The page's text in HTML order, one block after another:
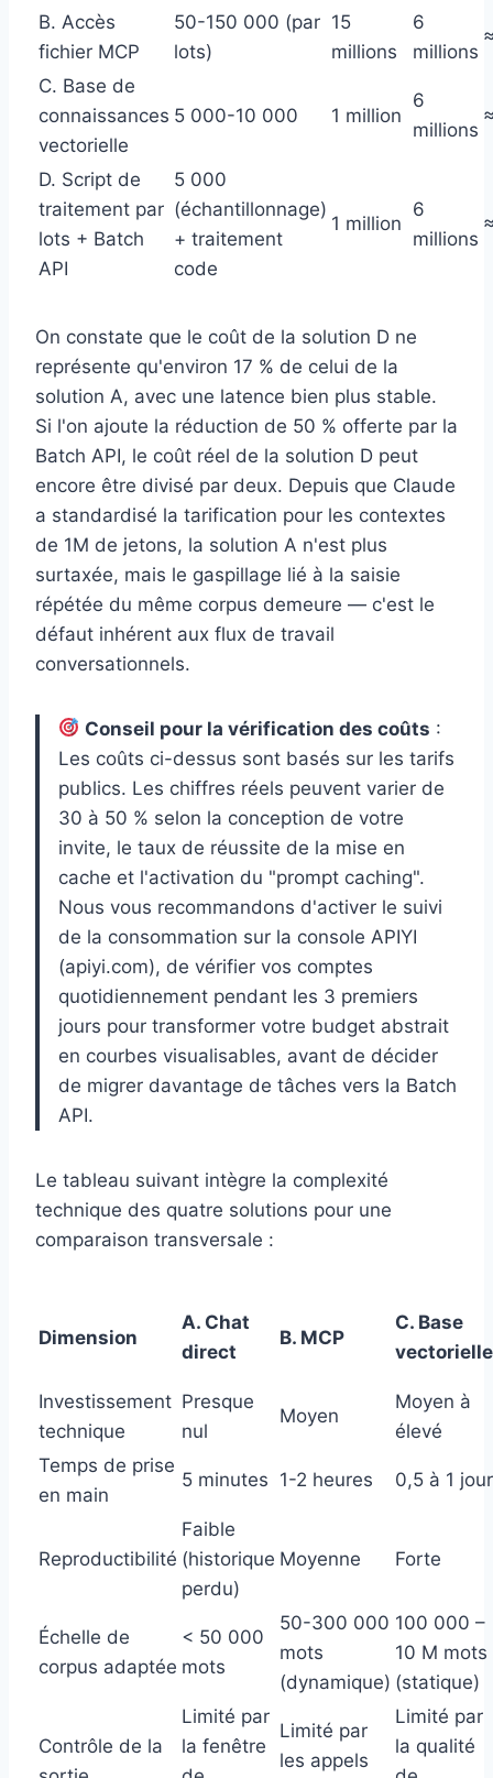
B. Accès
fichier MCP
50-150 000 (par
lots)
15
millions
6
millions
C. Base de
connaissances
vectorielle
5 000-10 000 1 million
6
millions
D. Script de
traitement par
lots + Batch
API
5 000
(échantillonnage)
+ traitement
code
1 million
6
millions
On constate que le coût de la solution D ne
représente qu'environ 17 % de celui de la
solution A, avec une latence bien plus stable.
Si l'on ajoute la réduction de 50 % offerte par la
Batch API, le coût réel de la solution D peut
encore être divisé par deux. Depuis que Claude
a standardisé la tarification pour les contextes
de 1M de jetons, la solution A n'est plus
surtaxée, mais le gaspillage lié à la saisie
répétée du même corpus demeure — c'est le
défaut inhérent aux flux de travail
conversationnels.
Conseil pour la vérification des coûts :
Les coûts ci-dessus sont basés sur les tarifs
publics. Les chiffres réels peuvent varier de
30 à 50 % selon la conception de votre
invite, le taux de réussite de la mise en
cache et l'activation du "prompt caching".
Nous vous recommandons d'activer le suivi
de la consommation sur la console APIYI
(apiyi.com), de vérifier vos comptes
quotidiennement pendant les 3 premiers
jours pour transformer votre budget abstrait
en courbes visualisables, avant de décider
de migrer davantage de tâches vers la Batch
API.
Le tableau suivant intègre la complexité
technique des quatre solutions pour une
comparaison transversale :
Dimension
A. Chat
direct
B. MCP
C. Base
vectorielle
Investissement
technique
Presque
nul
Moyen
Moyen à
élevé
Temps de prise
en main
5 minutes 1-2 heures 0,5 à 1 jour
Reproductibilité
Faible
(historique
perdu)
Moyenne Forte
Échelle de
corpus adaptée
< 50 000
mots
50-300 000
mots
(dynamique)
100 000 –
10 M mots
(statique)
Contrôle de la
Limité par
la fenêtre
Limité par
les appels
Limité par
la qualité